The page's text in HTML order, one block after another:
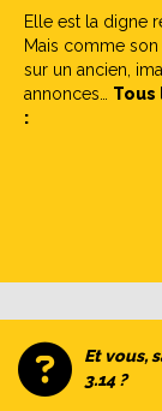
Elle est la digne
Mais comme
sur un ancien,
annonces… Tous
:
Et vous,
3.14 ?